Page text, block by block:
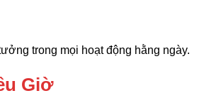
trong mọi hoạt động hằng ngày.
Giờ